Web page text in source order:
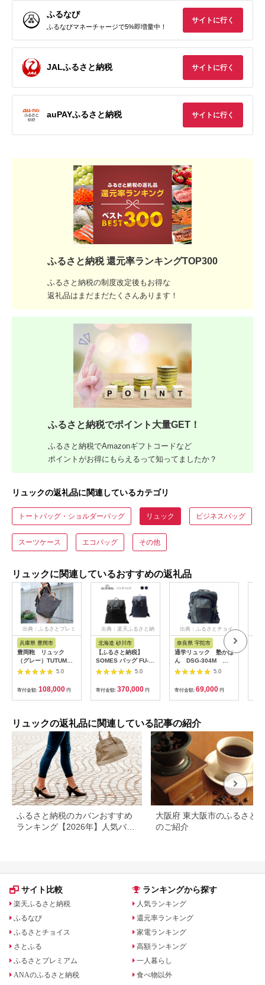
ふるなび
ふるなびマネーチャージで5%即増量中！
サイトに行く
JALふるさと納税 サイトに行く
auPAYふるさと納税 サイトに行く
ふるさと納税 還元率ランキングTOP300
ふるさと納税の制度改定後もお得な
返礼品はまだまだたくさんあります！
ふるさと納税でポイント大量GET！
ふるさと納税でAmazonギフトコードなど
ポイントがお得にもらえるって知ってましたか？
リュックの返礼品に関連しているカテゴリ
トートバッグ・ショルダーバッグ リュック ビジネスバッグ
スーツケース エコバッグ その他
リュックに関連しているおすすめの返礼品
出典：ふるさとプレミ
アム
兵庫県 豊岡市
豊岡鞄 リュック
（グレー）TUTUMU
books (S2100 24-
5.0
寄付金額: 108,000 円
出典：楽天ふるさと納
税
北海道 砂川市
【ふるさと納税】
SOMES バッグ FU-
02 バックパック 選べ
る色 [ソメスサドル 北
海道 砂川市
12260638 ] ソメス メ
ンズ レディース 本革
グ 鞄 リュック
5.0
寄付金額: 370,000 円
出典：ふるさとチョイ
奈良県 宇陀市
通学リュック 塾かば
ん DSG-304M ブ
ラック／通学 リュッ
クサック 高校生 軽
量 スクールバッグ
中学生 通学 かば
ん 通塾リュック
用 タブレットPC
ふるさと納税
5.0
寄付金額: 69,000 円
リュックの返礼品に関連している記事の紹介
ふるさと納税のカバンおすすめ
ランキング【2026年】人気バッ
大阪府 東大阪市のふるさと
のご紹介
サイト比較
楽天ふるさと納税
ふるなび
ふるさとチョイス
さとふる
ふるさとプレミアム
ANAのふるさと納税
ランキングから探す
人気ランキング
還元率ランキング
家電ランキング
高額ランキング
一人暮らし
食べ物以外